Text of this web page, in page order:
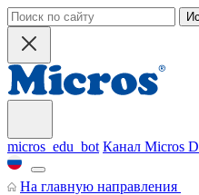
micros_edu_bot Канал Micros
На главную направления